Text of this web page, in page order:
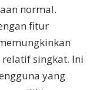
normal.
fitur
singkat. Ini
yang